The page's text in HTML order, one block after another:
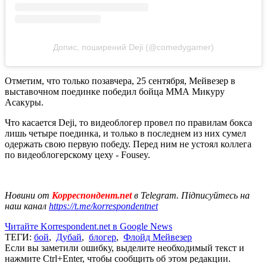
Допис, поширений Deji (@comedygamer)
Отметим, что только позавчера, 25 сентября, Мейвезер в
выставочном поединке победил бойца ММА Микуру
Асакуры.
Что касается Deji, то видеоблогер провел по правилам бокса
лишь четыре поединка, и только в последнем из них сумел
одержать свою первую победу. Перед ним не устоял коллега
по видеоблогерскому цеху - Fousey.
Новини от Корреспондент.netв Telegram. Підписуйтесь на
наш канал https://t.me/korrespondentnet
Читайте Korrespondent.net в Google News
ТЕГИ: бой, Дубай, блогер, Флойд Мейвезер
Если вы заметили ошибку, выделите необходимый текст и
нажмите Ctrl+Enter, чтобы сообщить об этом редакции.